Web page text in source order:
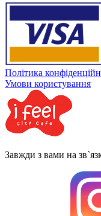
Політика
Умови користування
Завжди з вами на